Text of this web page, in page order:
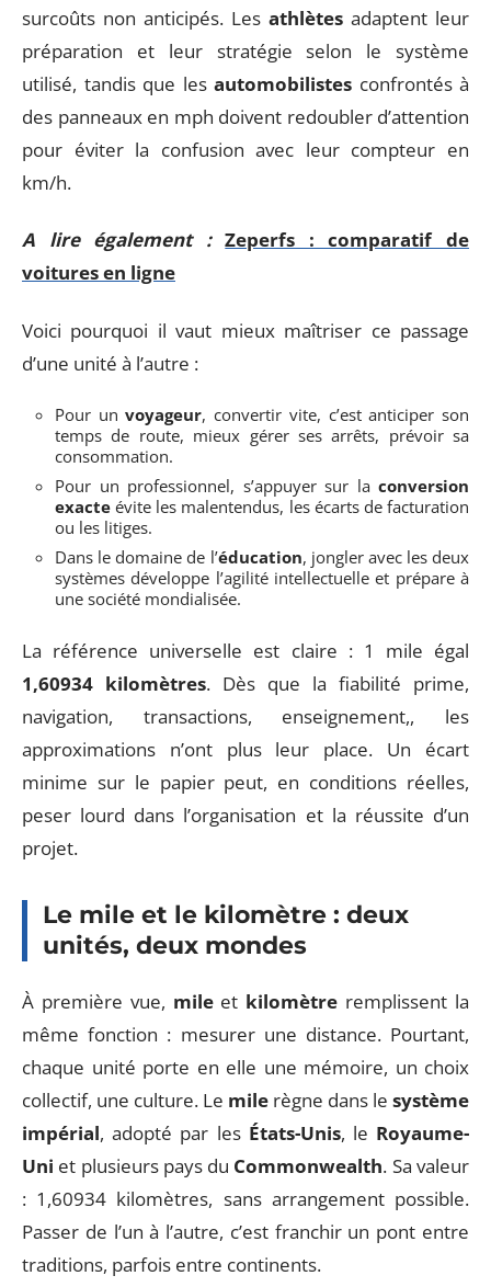
surcoûts non anticipés. Les athlètes adaptent leur
préparation et leur stratégie selon le système
utilisé, tandis que les automobilistes confrontés à
des panneaux en mph doivent redoubler d’attention
pour éviter la confusion avec leur compteur en
km/h.
A lire également : Zeperfs : comparatif de
voitures en ligne
Voici pourquoi il vaut mieux maîtriser ce passage
d’une unité à l’autre :
Pour unvoyageur, convertir vite, c’est anticiper son
temps de route, mieux gérer ses arrêts, prévoir sa
consommation.
Pour un professionnel, s’appuyer sur la conversion
exacte évite les malentendus, les écarts de facturation
ou les litiges.
Dans le domaine de l’éducation, jongler avec les deux
systèmes développe l’agilité intellectuelle et prépare à
une société mondialisée.
La référence universelle est claire : 1 mile égal
1,60934 kilomètres. Dès que la fiabilité prime,
navigation, transactions, enseignement,, les
approximations n’ont plus leur place. Un écart
minime sur le papier peut, en conditions réelles,
peser lourd dans l’organisation et la réussite d’un
projet.
Le mile et le kilomètre : deux
unités, deux mondes
À première vue, mileet kilomètre remplissent la
même fonction : mesurer une distance. Pourtant,
chaque unité porte en elle une mémoire, un choix
collectif, une culture. Le mile règne dans le système
impérial, adopté par les États-Unis, le Royaume-
Uni et plusieurs pays du Commonwealth. Sa valeur
: 1,60934 kilomètres, sans arrangement possible.
Passer de l’un à l’autre, c’est franchir un pont entre
traditions, parfois entre continents.